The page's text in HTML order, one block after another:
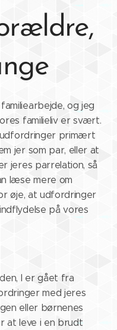
og jeg
familieliv er svært.
udfordringer primært
jer som par, eller at
jeres parrelation, så
læse mere om
øje, at udfordringer
på vores
I er gået fra
med jeres
eller børnenes
at leve i en brudt